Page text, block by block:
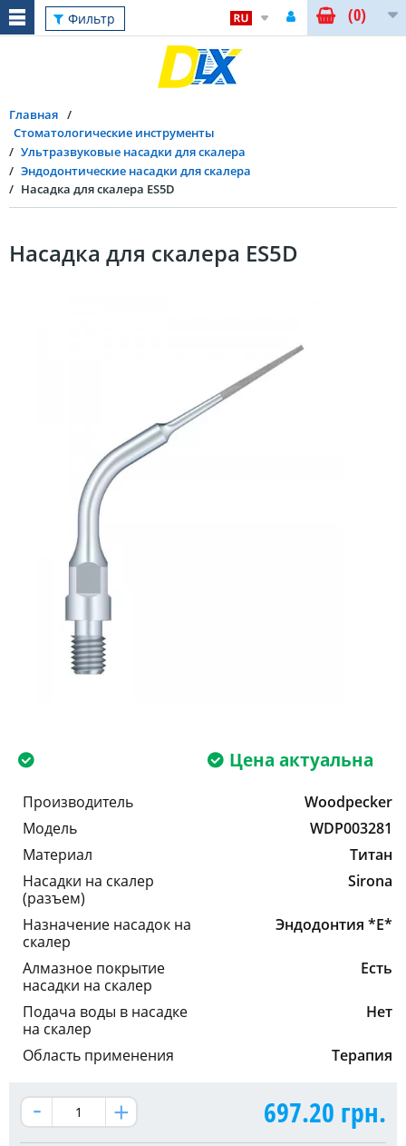
Фильтр (0)
Главная
Стоматологические инструменты
Ультразвуковые насадки для скалера
Эндодонтические насадки для скалера
Насадка для скалера ES5D
Насадка для скалера ES5D
Цена актуальна
Производитель
Woodpecker
Модель
WDP003281
Материал
Титан
Насадки на скалер
(разъем)
Sirona
Назначение насадок на
скалер
Эндодонтия *E*
Алмазное покрытие
насадки на скалер
Есть
Подача воды в насадке
на скалер
Нет
Область применения Терапия
697.20 грн.